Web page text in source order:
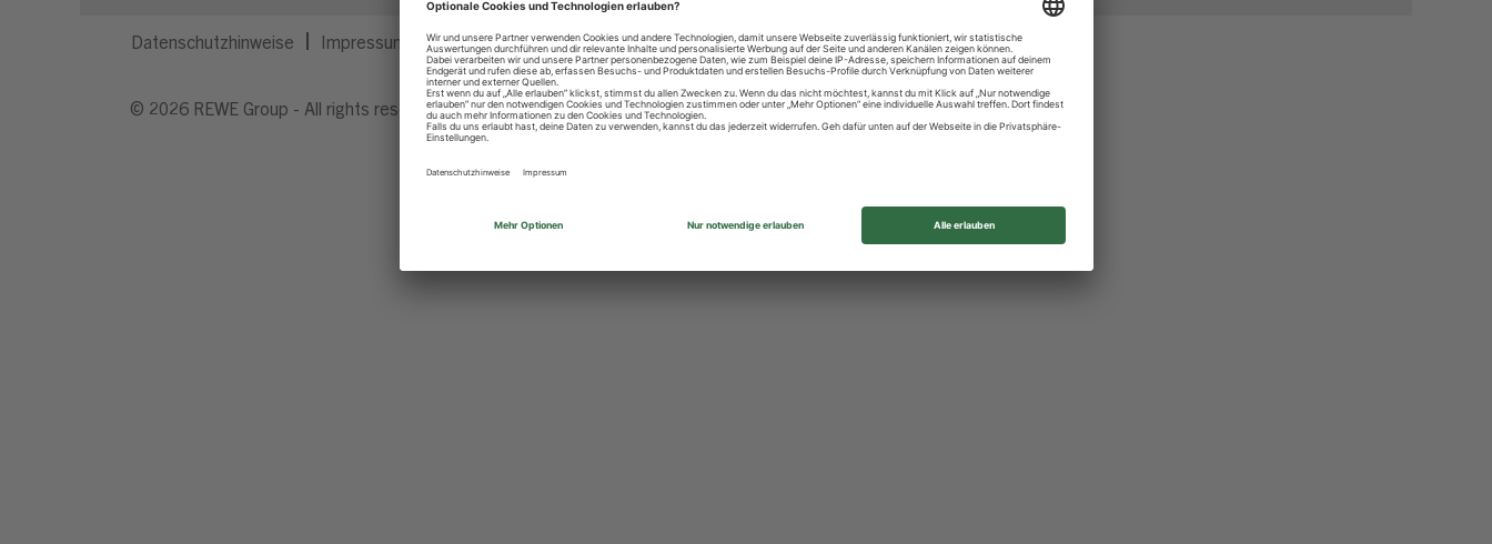
Datenschutzhinweise Impressum Privatsphäre-Einstellungen
© 2026 REWE Group - All rights reserved